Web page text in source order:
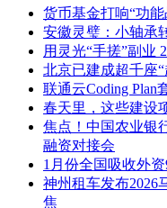
货币基金打响“功
安徽灵璧：小轴承
用灵光“手搓”副业
北京已建成超千座
联通云Coding Plan
春天里，这些建设
焦点！中国农业银
融资对接会
1月份全国吸收外
神州租车发布2026
焦